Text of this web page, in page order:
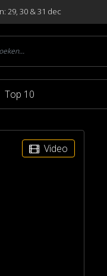
29, 30 & 31 dec
Top 10
Video